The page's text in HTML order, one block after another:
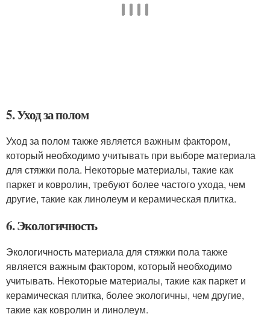
5. Уход за полом
Уход за полом также является важным фактором,
который необходимо учитывать при выборе материала
для стяжки пола. Некоторые материалы, такие как
паркет и ковролин, требуют более частого ухода, чем
другие, такие как линолеум и керамическая плитка.
6. Экологичность
Экологичность материала для стяжки пола также
является важным фактором, который необходимо
учитывать. Некоторые материалы, такие как паркет и
керамическая плитка, более экологичны, чем другие,
такие как ковролин и линолеум.